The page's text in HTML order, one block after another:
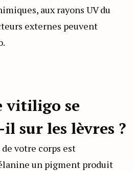
aux rayons UV du
externes peuvent
vitiligo se
sur les lèvres ?
votre corps est
un pigment produit